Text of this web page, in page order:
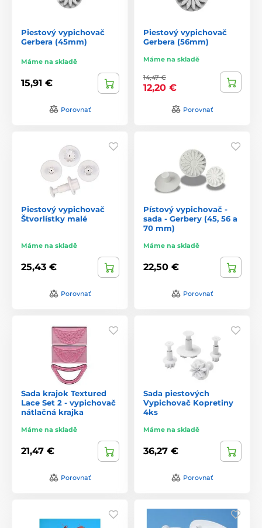
Piestový vypichovač
Gerbera (45mm)
Máme na skladě
15,91 €
Porovnať
Piestový vypichovač
Gerbera (56mm)
Máme na skladě
14,47 €
12,20 €
Porovnať
Piestový vypichovač
Štvorlístky malé
Máme na skladě
25,43 €
Porovnať
Pístový vypichovač -
sada - Gerbery (45, 56 a
70 mm)
Máme na skladě
22,50 €
Porovnať
Sada krajok Textured
Lace Set 2 - vypichovač
nátlačná krajka
Máme na skladě
21,47 €
Porovnať
Sada piestových
Vypichovač Kopretiny
4ks
Máme na skladě
36,27 €
Porovnať